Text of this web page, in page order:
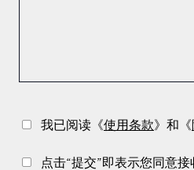
我已阅读《使用条款 》和《
点击“提交”即表示您同意